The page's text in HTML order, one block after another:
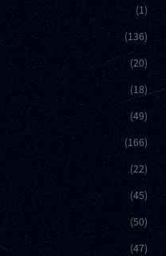
(1)
(136)
(20)
(18)
(49)
(166)
(22)
(45)
(50)
(47)